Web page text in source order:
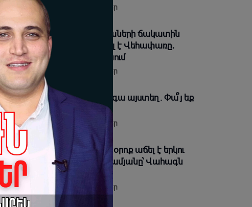
05-08-2026 17:42 | Տեսանյութեր
Ձեզանից շատերի երեխաների ճակատին
այն մյուռոնն է, որն օրհնել է Վեհափառը․
հասկանու՞մ եք ինչ եք անում
05-08-2026 17:37 | Տեսանյութեր
Տիկին դատախազը թող գա այստեղ. Փա՞յ եք
մեջը. Դավիթ Ղազինյան
05-08-2026 16:45 | Տեսանյութեր
Պետական պարտքը ձեր օրոք աճել է երկու
անգամ. Տիգրան Աբրահամյանը՝ Վահագն
Ալեքսանյանին
05-08-2026 16:34 | Տեսանյութեր